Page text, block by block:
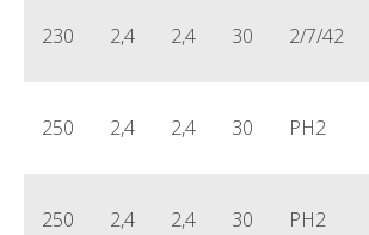
230 2,4 2,4 30 2/7/42
250 2,4 2,4 30 PH2
250 2,4 2,4 30 PH2